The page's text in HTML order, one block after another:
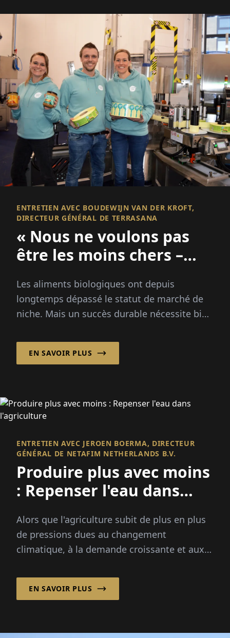
ENTRETIEN AVEC BOUDEWIJN VAN DER KROFT,
DIRECTEUR GÉNÉRAL DE TERRASANA
« Nous ne voulons pas
être les moins chers –
meilleurs. »
Les aliments biologiques ont depuis
longtemps dépassé le statut de marché de
niche. Mais un succès durable nécessite bien
der Kroft explique...
EN SAVOIR PLUS
ENTRETIEN AVEC JEROEN BOERMA, DIRECTEUR
GÉNÉRAL DE NETAFIM NETHERLANDS B.V.
Produire plus avec moins
: Repenser l'eau dans
Alors que l'agriculture subit de plus en plus
de pressions dues au changement
climatique, à la demande croissante et aux
efficace de l'eau devient un facteur décisif
pour l'avenir de la production alimentaire.
EN SAVOIR PLUS